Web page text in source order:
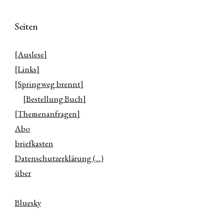
Seiten
[Auslese]
[Links]
[Springweg brennt]
[Bestellung Buch]
[Themenanfragen]
Abo
briefkasten
Datenschutzerklärung (…)
über
Bluesky